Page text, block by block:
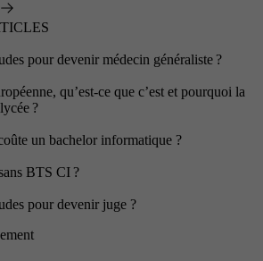
pour devenir médecin généraliste ?
qu’est-ce que c’est et pourquoi la
?
un bachelor informatique ?
BTS CI ?
pour devenir juge ?